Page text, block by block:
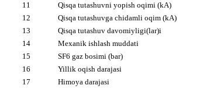
11
Qisqa tutashuvni yopish oqimi (kA)
12
Qisqa tutashuvga chidamli oqim (kA)
13
Qisqa tutashuv davomiyligi(lar)i
14
Mexanik ishlash muddati
15
SF6 gaz bosimi (bar)
16
Yillik oqish darajasi
17
Himoya darajasi